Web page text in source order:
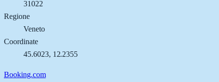
31022
Regione
Veneto
Coordinate
45.6023, 12.2355
Booking.com